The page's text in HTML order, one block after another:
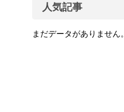
人気記事
まだデータがありません。